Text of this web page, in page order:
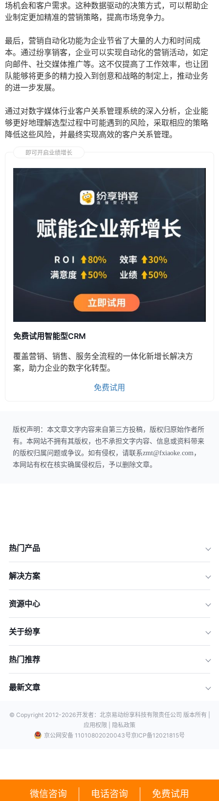
微信咨询 电话咨询 免费试用
场机会和客户需求。这种数据驱动的决策方式，可以帮助企
业制定更加精准的营销策略，提高市场竞争力。
最后，营销自动化功能为企业节省了大量的人力和时间成
本。通过纷享销客，企业可以实现自动化的营销活动，如定
向邮件、社交媒体推广等。这不仅提高了工作效率，也让团
队能够将更多的精力投入到创意和战略的制定上，推动业务
的进一步发展。
通过对数字媒体行业客户关系管理系统的深入分析，企业能
够更好地理解选型过程中可能遇到的风险，采取相应的策略
降低这些风险，并最终实现高效的客户关系管理。
即可开启业绩增长
免费试用智能型CRM
覆盖营销、销售、服务全流程的一体化新增长解决方
案，助力企业的数字化转型。
免费试用
版权声明：本文章文字内容来自第三方投稿，版权归原始作者所
有。本网站不拥有其版权，也不承担文字内容、信息或资料带来
的版权归属问题或争议。如有侵权，请联系zmt@fxiaoke.com，
本网站有权在核实确属侵权后，予以删除文章。
热门产品
解决方案
资源中心
关于纷享
热门推荐
最新文章
© Copyright 2012-2026开发者：北京易动纷享科技有限责任公司 版本所有 |
应用权限 |
隐私政策
京公网安备 11010802020043号京ICP备12021815号